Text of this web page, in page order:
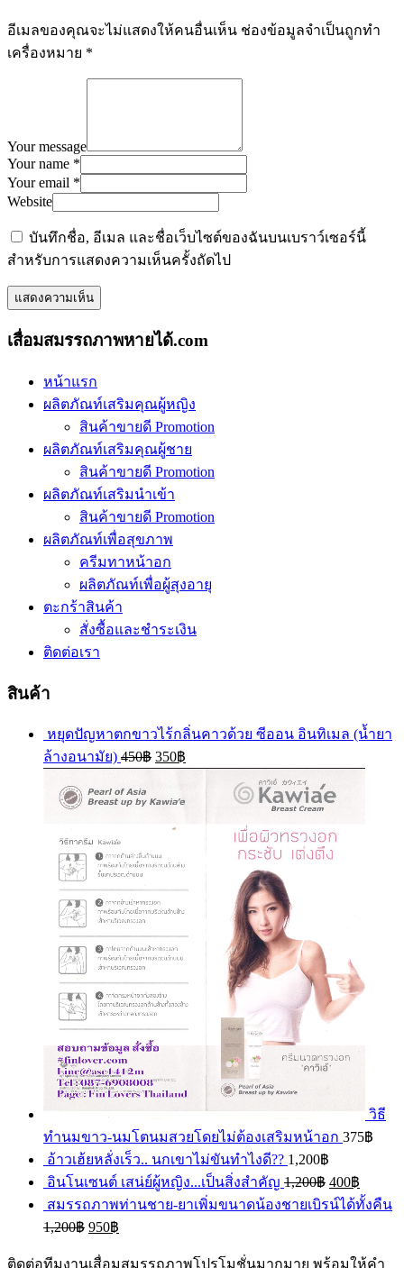
อีเมลของคุณจะไม่แสดงให้คนอื่นเห็น ช่องข้อมูลจำเป็นถูกทำ
เครื่องหมาย *
Your message
Your name *
Your email *
Website
บันทึกชื่อ, อีเมล และชื่อเว็บไซต์ของฉันบนเบราว์เซอร์นี้
สำหรับการแสดงความเห็นครั้งถัดไป
เสื่อมสมรรถภาพหายได้.com
หน้าแรก
ผลิตภัณท์เสริมคุณผู้หญิง
สินค้าขายดี Promotion
ผลิตภัณท์เสริมคุณผู้ชาย
สินค้าขายดี Promotion
ผลิตภัณท์เสริมนำเข้า
สินค้าขายดี Promotion
ผลิตภัณท์เพื่อสุขภาพ
ครีมทาหน้าอก
ผลิตภัณท์เพื่อผู้สุงอายุ
ตะกร้าสินค้า
สั่งซื้อและชำระเงิน
ติดต่อเรา
สินค้า
หยุดปัญหาตกขาวไร้กลิ่นคาวด้วย ซีออน อินทิเมล (น้ำยา
ล้างอนามัย) 450฿ 350฿
วิธี
ทำนมขาว-นมโตนมสวยโดยไม่ต้องเสริมหน้าอก 375฿
อ้าวเฮ้ยหลั่งเร็ว.. นกเขาไม่ขันทำไงดี?? 1,200฿
อินโนเซนต์ เสน่ย์ผู้หญิง...เป็นสิ่งสำคัญ 1,200฿ 400฿
สมรรถภาพท่านชาย-ยาเพิ่มขนาดน้องชายเบิรน์ได้ทั้งคืน
1,200฿ 950฿
ติดต่อทีมงานเสื่อมสมรรถภาพโปรโมชั่นมากมาย พร้อมให้คำ